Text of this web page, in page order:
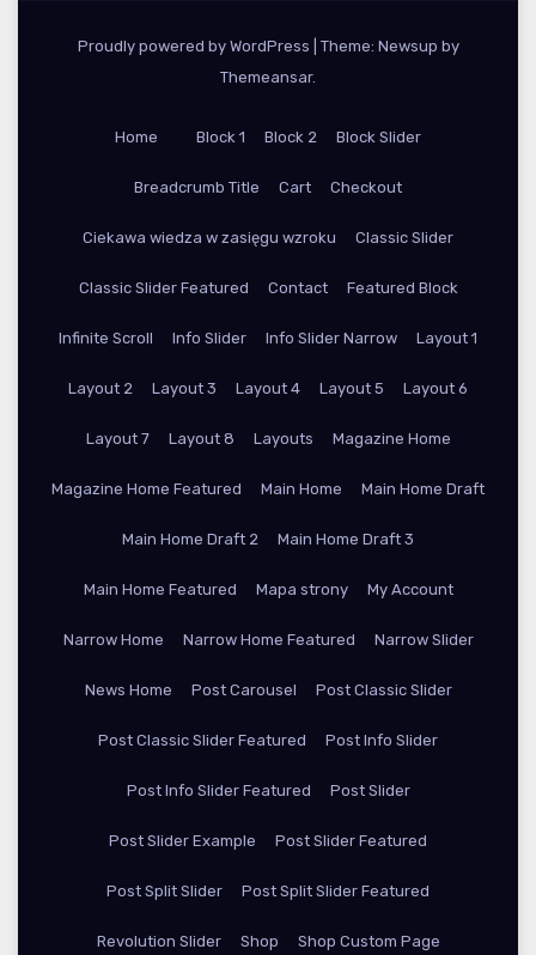
Proudly powered by WordPress
Theme: Newsup by
Themeansar.
Home Block 1 Block 2 Block Slider
Breadcrumb Title Cart Checkout
Ciekawa wiedza w zasięgu wzroku Classic Slider
Classic Slider Featured Contact Featured Block
Infinite Scroll Info Slider Info Slider Narrow Layout 1
Layout 2 Layout 3 Layout 4 Layout 5 Layout 6
Layout 7 Layout 8 Layouts Magazine Home
Magazine Home Featured Main Home Main Home Draft
Main Home Draft 2 Main Home Draft 3
Main Home Featured Mapa strony My Account
Narrow Home Narrow Home Featured Narrow Slider
News Home Post Carousel Post Classic Slider
Post Classic Slider Featured Post Info Slider
Post Info Slider Featured Post Slider
Post Slider Example Post Slider Featured
Post Split Slider Post Split Slider Featured
Revolution Slider Shop Shop Custom Page